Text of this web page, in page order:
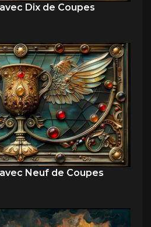
Dix de Coupes
Neuf de Coupes